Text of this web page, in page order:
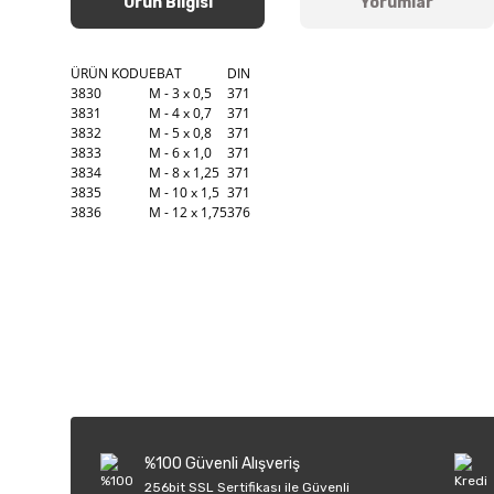
ÜRÜN KODUEBAT
DIN
3830
M - 3 x 0,5
371
3831
M - 4 x 0,7
371
3832
M - 5 x 0,8
371
3833
M - 6 x 1,0
371
3834
M - 8 x 1,25 371
3835
M - 10 x 1,5 371
3836
M - 12 x 1,75376
Ürün fiyatı diğer sitelerden daha pahalı.
%100 Güvenli Alışveriş
256bit SSL Sertifikası ile Güvenli